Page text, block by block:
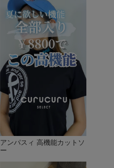
アンパスィ 高機能カットソ
ー